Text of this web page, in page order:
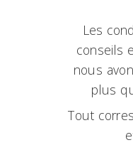
Les
conseils
nous
plus
Tout